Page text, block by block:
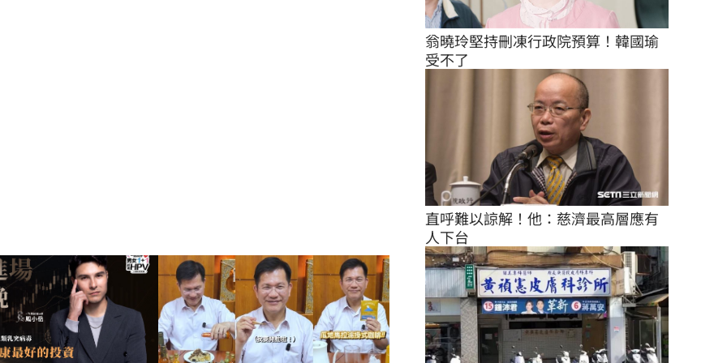
翁曉玲堅持刪凍行政院預算！韓國瑜
受不了
直呼難以諒解！他：慈濟最高層應有
人下台